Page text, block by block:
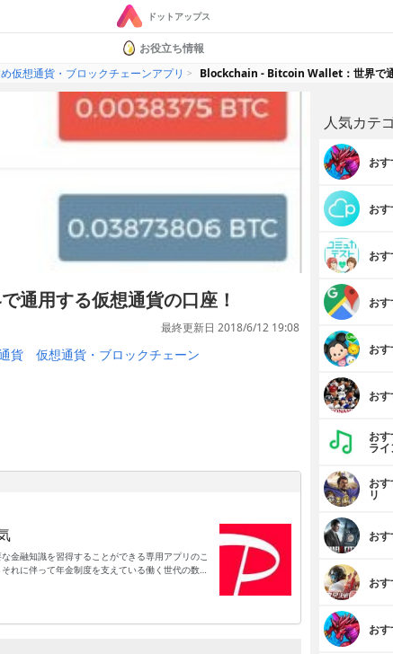
ドットアップス
お役立ち情報
仮想通貨・ブロックチェーンアプリ Blockchain - Bitcoin Wallet：世界で
用する仮想通貨の口座！
最終更新日 2018/6/12 19:08
貨 仮想通貨・ブロックチェーン
金融知識を習得することができる専用アプリのこ
れに伴って年金制度を支えている働く世代の数も
す。現在は仮想通貨をはじめとした新しい資産運
んなときにファイナンシャル・資産運用・仮想通
人気カテ
お
お
お
お
お
お
お
ラ
お
リ
お
お
お